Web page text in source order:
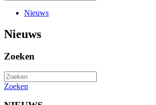
Nieuws
Nieuws
Zoeken
Zoeken